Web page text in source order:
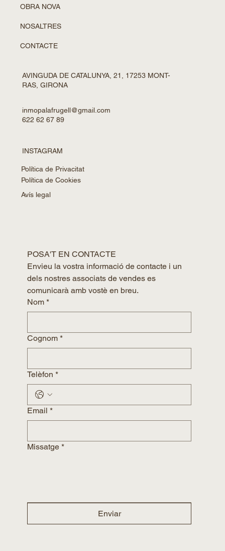
OBRA NOVA
NOSALTRES
CONTACTE
AVINGUDA DE CATALUNYA, 21, 17253 MONT-
RAS, GIRONA
inmopalafrugell@gmail.com
622 62 67 89
INSTAGRAM
Política de Privacitat
Política de Cookies
Avís legal
POSA'T EN CONTACTE
Envieu la vostra informació de contacte i un
dels nostres associats de vendes es
comunicarà amb vostè en breu.
Nom *
Cognom *
Telèfon *
Email *
Missatge *
Enviar